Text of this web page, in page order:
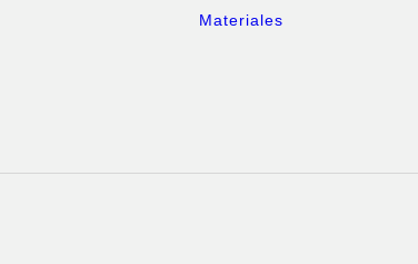
Materiales